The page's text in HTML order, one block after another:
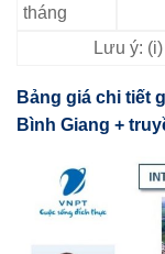
tháng
Lưu ý:
Bảng giá chi tiết
Bình Giang +